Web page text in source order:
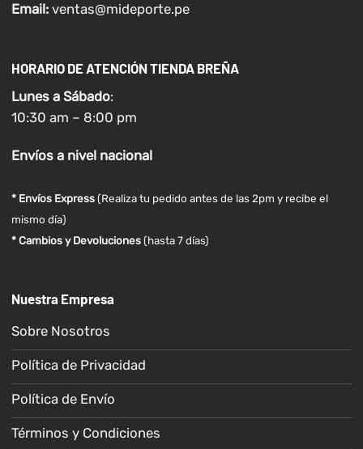
Email: ventas@mideporte.pe
HORARIO DE ATENCIÓN TIENDA BREÑA
Lunes a Sábado:
10:30 am – 8:00 pm
Envíosa nivel nacional
* Envíos Express(Realiza tu pedido antes de las 2pm y recibe el
mismo día)
* Cambios y Devoluciones (hasta 7 días)
Nuestra Empresa
Sobre Nosotros
Política de Privacidad
Política de Envío
Términos y Condiciones